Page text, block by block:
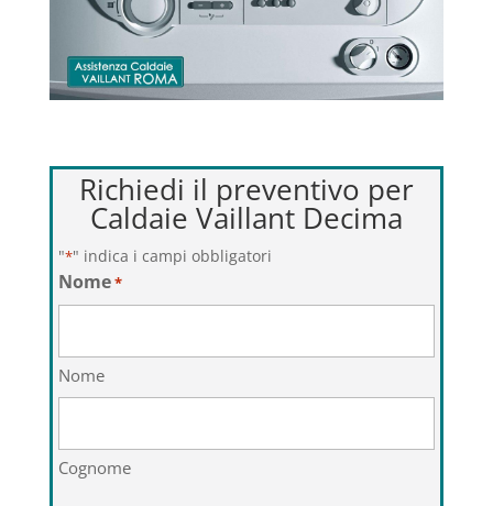
Richiedi il preventivo per
Caldaie Vaillant Decima
"*" indica i campi obbligatori
Nome*
Nome
Cognome